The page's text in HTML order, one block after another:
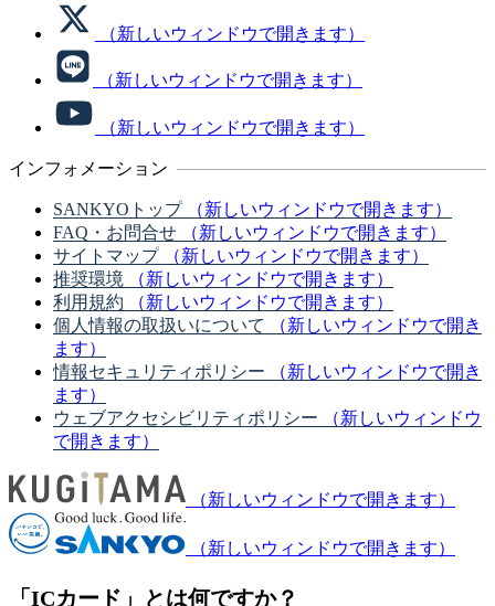
（新しいウィンドウで開きます）
（新しいウィンドウで開きます）
（新しいウィンドウで開きます）
インフォメーション
SANKYOトップ
（新しいウィンドウで開きます）
FAQ・お問合せ
（新しいウィンドウで開きます）
サイトマップ
（新しいウィンドウで開きます）
推奨環境
（新しいウィンドウで開きます）
利用規約
（新しいウィンドウで開きます）
個人情報の取扱いについて
（新しいウィンドウで開き
ます）
情報セキュリティポリシー
（新しいウィンドウで開き
ます）
ウェブアクセシビリティポリシー
（新しいウィンドウ
で開きます）
（新しいウィンドウで開きます）
（新しいウィンドウで開きます）
「ICカード」とは何ですか？